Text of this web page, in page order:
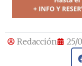
Redacción 25/